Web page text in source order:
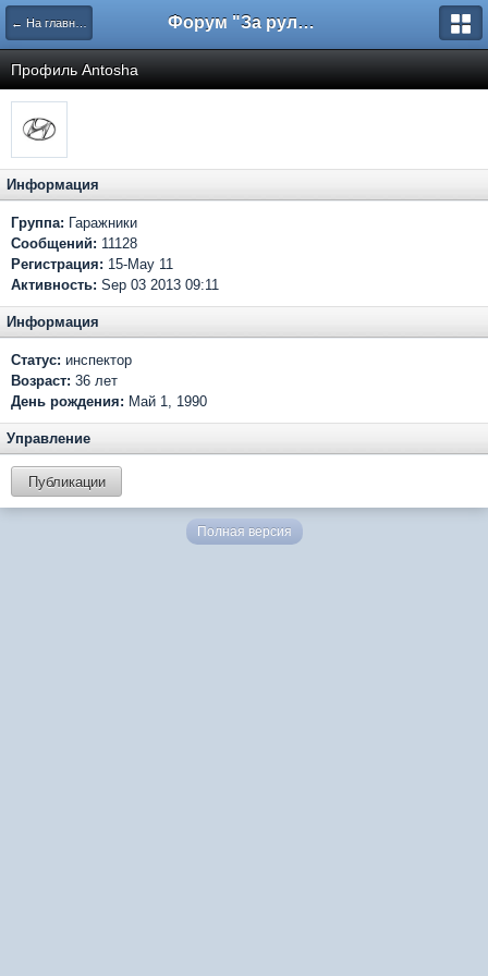
← На главную Форум "За рулем"
Профиль Antosha
Информация
Группа: Гаражники
Сообщений: 11128
Регистрация: 15-May 11
Активность: Sep 03 2013 09:11
Информация
Статус: инспектор
Возраст: 36 лет
День рождения: Май 1, 1990
Управление
Публикации
Полная версия